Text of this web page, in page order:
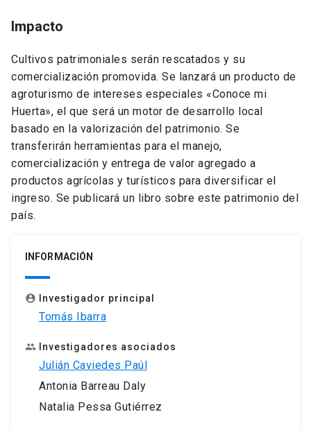
Impacto
Cultivos patrimoniales serán rescatados y su
comercialización promovida. Se lanzará un producto de
agroturismo de intereses especiales «Conoce mi
Huerta», el que será un motor de desarrollo local
basado en la valorización del patrimonio. Se
transferirán herramientas para el manejo,
comercialización y entrega de valor agregado a
productos agrícolas y turísticos para diversificar el
ingreso. Se publicará un libro sobre este patrimonio del
país.
INFORMACIÓN
account_circle Investigador principal
Tomás Ibarra
people Investigadores asociados
Julián Caviedes Paúl
Antonia Barreau Daly
Natalia Pessa Gutiérrez